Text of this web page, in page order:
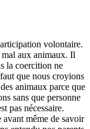
volontaire.
mal aux animaux. Il
la coercition ne
que nous croyions
animaux parce que
sans que personne
pas nécessaire.
même de savoir